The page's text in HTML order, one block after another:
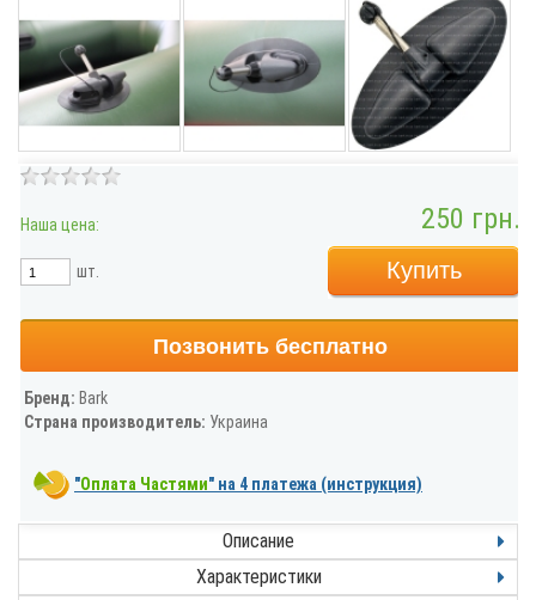
Наша цена: 250 грн.
шт. Купить
Позвонить бесплатно
Бренд: Bark
Страна производитель: Украина
"Оплата Частями" на 4 платежа (инструкция)
Описание
Характеристики